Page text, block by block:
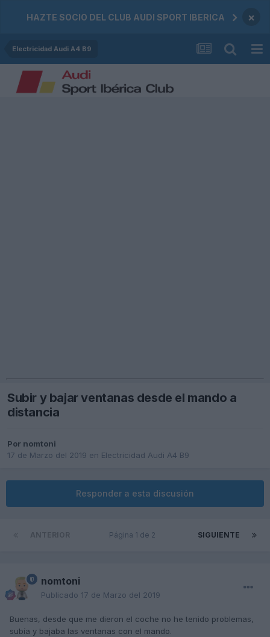
HAZTE SOCIO DEL CLUB AUDI SPORT IBERICA ×
Electricidad Audi A4 B9
Subir y bajar ventanas desde el mando a
distancia
Por nomtoni
17 de Marzo del 2019 en Electricidad Audi A4 B9
Responder a esta discusión
SIGUIENTE
Página 1 de 2
nomtoni
Publicado 17 de Marzo del 2019
Buenas, desde que me dieron el coche no he tenido problemas,
subía y bajaba las ventanas con el mando.